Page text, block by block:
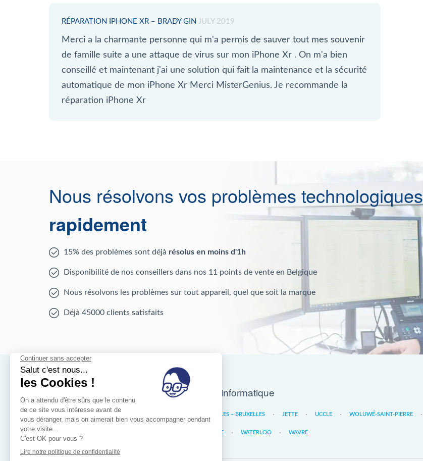
RÉPARATION IPHONE XR – BRADY GIN JULY 2019
Merci a la charmante personne qui m'a permis de sauver tout mes souvenir
de famille suite a une attaque de virus sur mon iPhone Xr . On m'a bien
conseillé et maintenant j'ai une solution qui fait la maintenance et la sécurité
automatique de mon iPhone Xr Merci MisterGenius. Je recommande la
réparation iPhone Xr
Nous résolvons vos problèmes technologiques
rapidement
15% des problèmes sont déjà résolus en moins d'1h
Disponibilité de nos conseillers dans nos 11 points de vente en Belgique
Nous résolvons les problèmes sur tout appareil, quel que soit la marque
Déjà 45000 clients satisfaits
Nos magasins d'informatique
IXELLES – BRUXELLES JETTE UCCLE WOLUWÉ-SAINT-PIERRE
LIÈGE WATERLOO WAVRE